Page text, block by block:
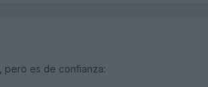
pero es de confianza: